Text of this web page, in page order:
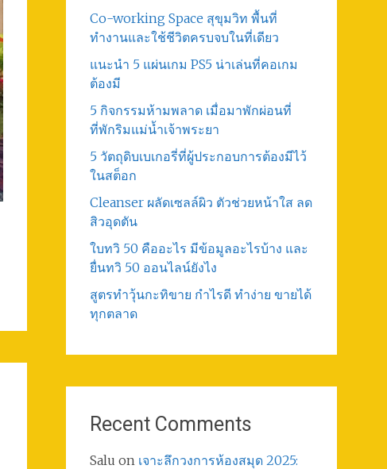
Co-working Space สุขุมวิท พื้นที่
ทำงานและใช้ชีวิตครบจบในที่เดียว
แนะนำ 5 แผ่นเกม PS5 น่าเล่นที่คอเกม
ต้องมี
5 กิจกรรมห้ามพลาด เมื่อมาพักผ่อนที่
ที่พักริมแม่น้ำเจ้าพระยา
5 วัตถุดิบเบเกอรี่ที่ผู้ประกอบการต้องมีไว้
ในสต็อก
Cleanser ผลัดเซลล์ผิว ตัวช่วยหน้าใส ลด
สิวอุดตัน
ใบทวิ 50 คืออะไร มีข้อมูลอะไรบ้าง และ
ยื่นทวิ 50 ออนไลน์ยังไง
สูตรทําวุ้นกะทิขาย กำไรดี ทำง่าย ขายได้
ทุกตลาด
Recent Comments
Salu on เจาะลึกวงการห้องสมุด 2025: